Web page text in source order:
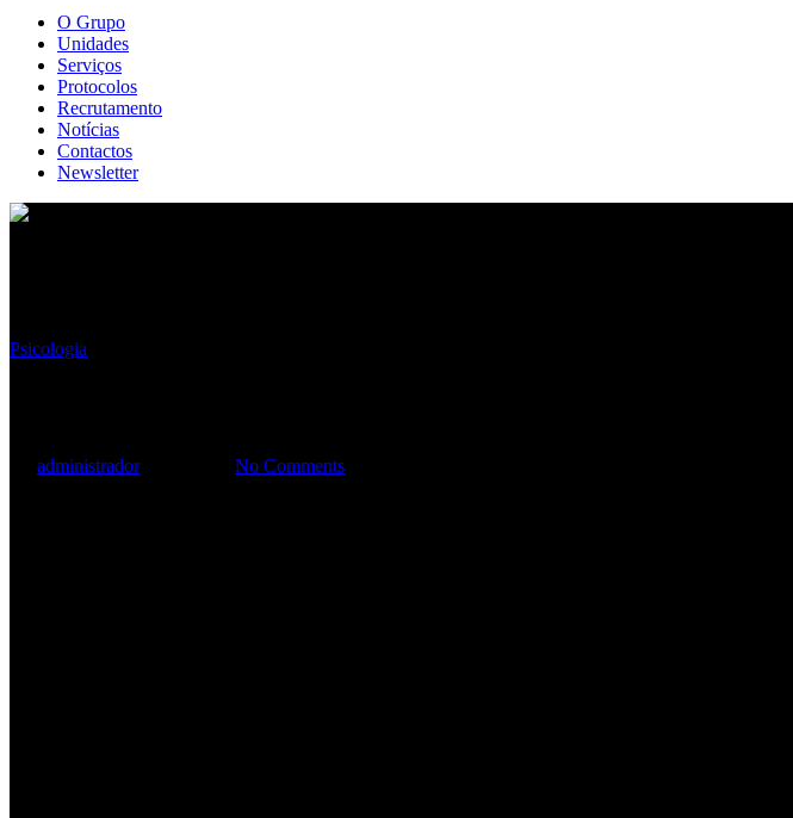
O Grupo
Unidades
Serviços
Protocolos
Recrutamento
Notícias
Contactos
Newsletter
Psicologia
administrador No Comments